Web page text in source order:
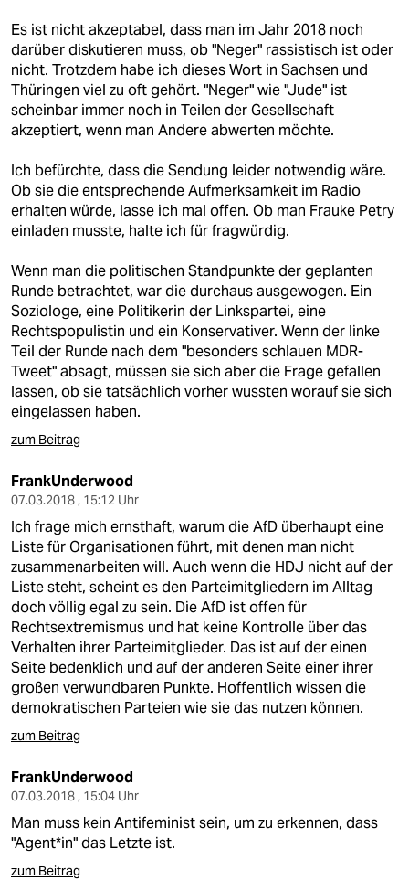
Es ist nicht akzeptabel, dass man im Jahr 2018 noch
darüber diskutieren muss, ob "Neger" rassistisch ist oder
nicht. Trotzdem habe ich dieses Wort in Sachsen und
Thüringen viel zu oft gehört. "Neger" wie "Jude" ist
scheinbar immer noch in Teilen der Gesellschaft
akzeptiert, wenn man Andere abwerten möchte.
Ich befürchte, dass die Sendung leider notwendig wäre.
Ob sie die entsprechende Aufmerksamkeit im Radio
erhalten würde, lasse ich mal offen. Ob man Frauke Petry
einladen musste, halte ich für fragwürdig.
Wenn man die politischen Standpunkte der geplanten
Runde betrachtet, war die durchaus ausgewogen. Ein
Soziologe, eine Politikerin der Linkspartei, eine
Rechtspopulistin und ein Konservativer. Wenn der linke
Teil der Runde nach dem "besonders schlauen MDR-
Tweet" absagt, müssen sie sich aber die Frage gefallen
lassen, ob sie tatsächlich vorher wussten worauf sie sich
eingelassen haben.
zum Beitrag
FrankUnderwood
07.03.2018 , 15:12 Uhr
Ich frage mich ernsthaft, warum die AfD überhaupt eine
Liste für Organisationen führt, mit denen man nicht
zusammenarbeiten will. Auch wenn die HDJ nicht auf der
Liste steht, scheint es den Parteimitgliedern im Alltag
doch völlig egal zu sein. Die AfD ist offen für
Rechtsextremismus und hat keine Kontrolle über das
Verhalten ihrer Parteimitglieder. Das ist auf der einen
Seite bedenklich und auf der anderen Seite einer ihrer
großen verwundbaren Punkte. Hoffentlich wissen die
demokratischen Parteien wie sie das nutzen können.
zum Beitrag
FrankUnderwood
07.03.2018 , 15:04 Uhr
Man muss kein Antifeminist sein, um zu erkennen, dass
"Agent*in" das Letzte ist.
zum Beitrag